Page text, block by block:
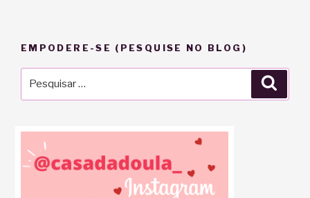
EMPODERE-SE (PESQUISE NO BLOG)